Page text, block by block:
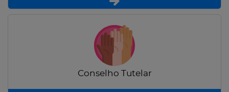
Conselho Tutelar